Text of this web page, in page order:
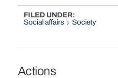
FILED UNDER
Social affairs
Society
Actions